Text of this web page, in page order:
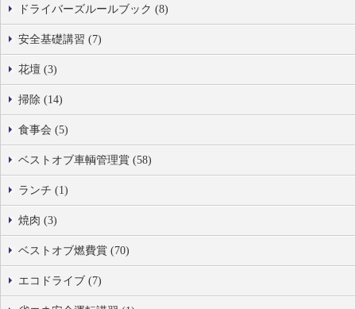
ドライバーズルールブック (8)
安全基礎講習 (7)
花壇 (3)
掃除 (14)
食事会 (5)
ベストオブ車輌管理賞 (58)
ランチ (1)
焼肉 (3)
ベストオブ燃費賞 (70)
エコドライブ (7)